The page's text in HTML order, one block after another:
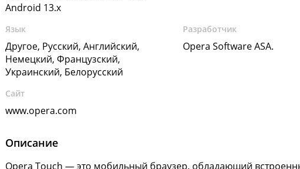
Android 13.x
Язык
Другое, Русский, Английский,
Немецкий, Французский,
Украинский, Белорусский
Разработчик
Opera Software ASA.
Сайт
www.opera.com
Описание
Opera Touch — это мобильный браузер, обладающий